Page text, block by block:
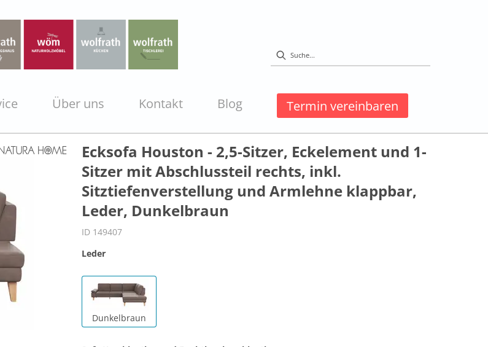
Über uns Kontakt Blog Termin vereinbaren
Ecksofa Houston - 2,5-Sitzer, Eckelement und 1-
Sitzer mit Abschlussteil rechts, inkl.
Sitztiefenverstellung und Armlehne klappbar,
Leder, Dunkelbraun
ID 149407
Leder
Dunkelbraun